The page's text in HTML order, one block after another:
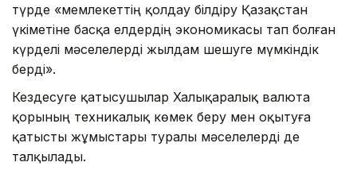
түрде «мемлекеттің қолдау білдіру Қазақстан
үкіметіне басқа елдердің экономикасы тап болған
күрделі мәселелерді жылдам шешуге мүмкіндік
берді».
Кездесуге қатысушылар Халықаралық валюта
қорының техникалық көмек беру мен оқытуға
қатысты жұмыстары туралы мәселелерді де
талқылады.